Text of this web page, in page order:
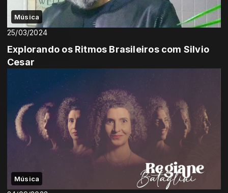
Música
25/03/2024
Explorando os Ritmos Brasileiros com Silvio
Cesar
Música